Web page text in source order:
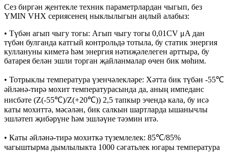
Сез биргән җентекле техник параметрлардан чыгып, без
YMIN VHX сериясенең ныклылыгын аңлый алабыз:
• Түбән агып чыгу тогы: Агып чыгу тогы 0,01CV μA дан
түбән булганда катгый контрольдә тотыла, бу статик энергия
куллануны киметә һәм энергия нәтиҗәлелеген арттыра, бу
батарея белән эшли торган җайланмалар өчен бик мөһим.
• Тотрыклы температура үзенчәлекләре: Хәтта бик түбән -55℃
әйләнә-тирә мохит температурасында да, аның импеданс
нисбәте (Z(-55℃)/Z(+20℃)) 2,5 тапкыр эчендә кала, бу исә
каты мохиттә, мәсәлән, бик салкын шартларда ышанычлы
эшләтеп җибәрүне һәм эшләүне тәэмин итә.
• Каты әйләнә-тирә мохиткә түземлелек: 85℃/85%
чагыштырма дымлылыкта 1000 сәгатьлек югары температура